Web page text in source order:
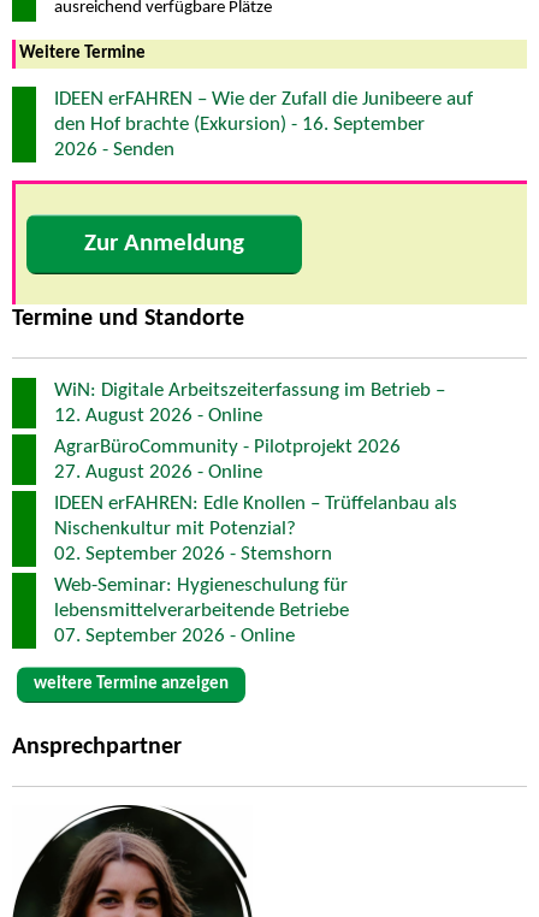
ausreichend verfügbare Plätze
Weitere Termine
IDEEN erFAHREN – Wie der Zufall die Junibeere auf
den Hof brachte (Exkursion) - 16. September
2026 - Senden
Zur Anmeldung
Termine und Standorte
WiN: Digitale Arbeitszeiterfassung im Betrieb –
12. August 2026 - Online
AgrarBüroCommunity - Pilotprojekt 2026
27. August 2026 - Online
IDEEN erFAHREN: Edle Knollen – Trüffelanbau als
Nischenkultur mit Potenzial?
02. September 2026 - Stemshorn
Web-Seminar: Hygieneschulung für
lebensmittelverarbeitende Betriebe
07. September 2026 - Online
weitere Termine anzeigen
Ansprechpartner